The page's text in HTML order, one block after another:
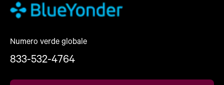
Numero verde globale
833-532-4764